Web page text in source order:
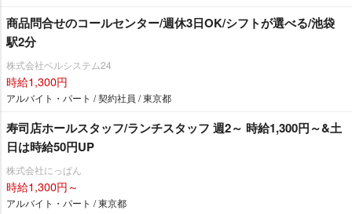
商品問合せのコールセンター/週休3日OK/シフトが選べる/池袋
駅2分
株式会社ベルシステム24
時給1,300円
アルバイト・パート / 契約社員 / 東京都
寿司店ホールスタッフ/ランチスタッフ 週2～ 時給1,300円～&土
日は時給50円UP
株式会社にっぱん
時給1,300円～
アルバイト・パート / 東京都